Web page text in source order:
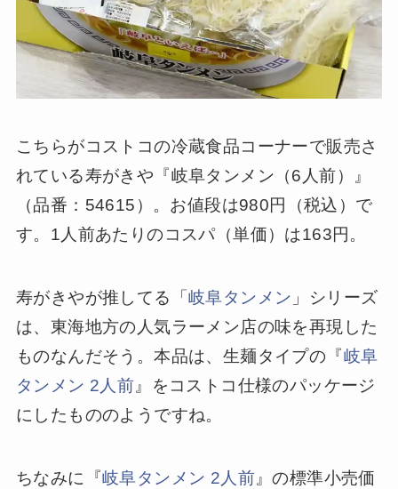
こちらがコストコの冷蔵食品コーナーで販売さ
れている寿がきや『岐阜タンメン（6人前）』
（品番：54615）。お値段は980円（税込）で
す。1人前あたりのコスパ（単価）は163円。
寿がきやが推してる「 岐阜タンメン 」シリーズ
は、東海地方の人気ラーメン店の味を再現した
ものなんだそう。本品は、生麺タイプの『岐阜
タンメン 2人前 』をコストコ仕様のパッケージ
にしたもののようですね。
ちなみに『岐阜タンメン 2人前』の標準小売価